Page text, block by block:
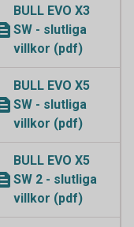
BULL EVO X3
SW - slutliga
villkor (pdf)
BULL EVO X5
SW - slutliga
villkor (pdf)
BULL EVO X5
SW 2 - slutliga
villkor (pdf)